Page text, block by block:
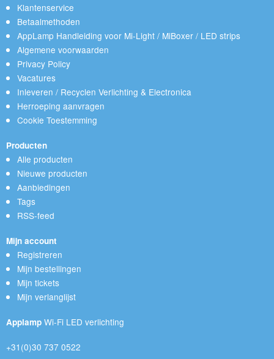
Klantenservice
Betaalmethoden
AppLamp Handleiding voor Mi-Light / MiBoxer / LED strips
Algemene voorwaarden
Privacy Policy
Vacatures
Inleveren / Recyclen Verlichting & Electronica
Herroeping aanvragen
Cookie Toestemming
Producten
Alle producten
Nieuwe producten
Aanbiedingen
Tags
RSS-feed
Mijn account
Registreren
Mijn bestellingen
Mijn tickets
Mijn verlanglijst
Applamp Wi-Fi LED verlichting
+31(0)30 737 0522